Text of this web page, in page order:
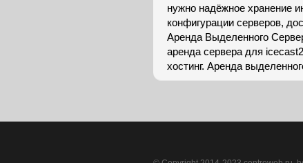
нужно надёжное хранение
конфигурации серверов,
Аренда Выделенного
аренда сервера для
хостинг. Аренда